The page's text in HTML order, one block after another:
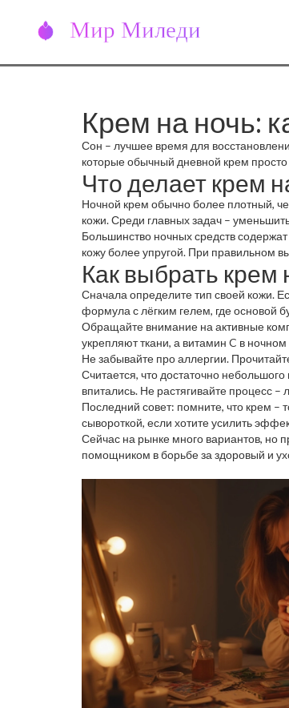
Крем на ночь:
Сон – лучшее время для
которые обычный дневной крем просто
Что делает крем
Ночной крем обычно более плотный,
кожи. Среди главных задач –
Большинство ночных средств
кожу более упругой. При правильном
Как выбрать крем
Сначала определите тип своей кожи.
формула с лёгким гелем, где основой
Обращайте внимание на активные
укрепляют ткани, а витамин C в
Не забывайте про аллергии.
Считается, что достаточно
впитались. Не растягивайте процесс
Последний совет: помните, что крем –
сывороткой, если хотите усилить
Сейчас на рынке много вариантов, но
помощником в борьбе за здоровый и